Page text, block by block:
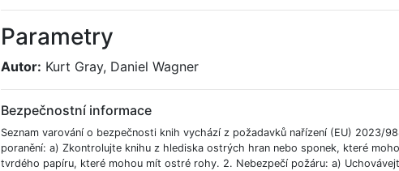
Parametry
Autor: Kurt Gray, Daniel Wagner
Bezpečnostní informace
Seznam varování o bezpečnosti knih vychází z požadavků nařízení (EU) 2023/
poranění: a) Zkontrolujte knihu z hlediska ostrých hran nebo sponek, které
tvrdého papíru, které mohou mít ostré rohy. 2. Nebezpečí požáru: a)